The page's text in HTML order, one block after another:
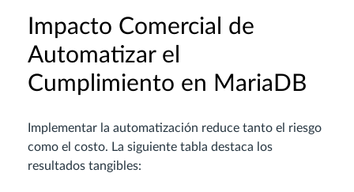
Impacto Comercial de
Automatizar el
Cumplimiento en MariaDB
Implementar la automatización reduce tanto el riesgo
como el costo. La siguiente tabla destaca los
resultados tangibles: